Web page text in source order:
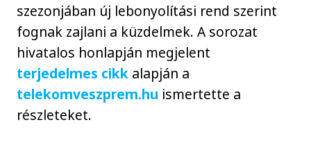
szezonjában új lebonyolítási rend szerint
fognak zajlani a küzdelmek. A sorozat
hivatalos honlapján megjelent
terjedelmes cikk alapján a
telekomveszprem.hu ismertette a
részleteket.